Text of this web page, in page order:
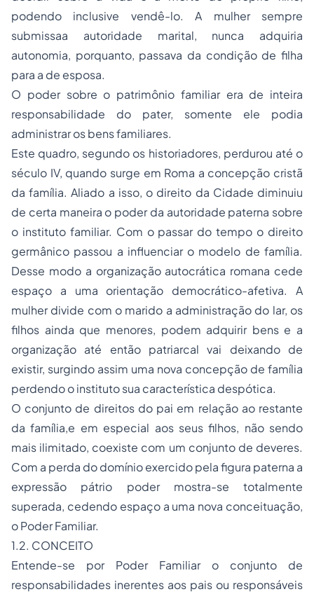
podendo inclusive vendê-lo. A mulher sempre
submissaa autoridade marital, nunca adquiria
autonomia, porquanto, passava da condição de filha
para a de esposa.
O poder sobre o patrimônio familiar era de inteira
responsabilidade do pater, somente ele podia
administrar os bens familiares.
Este quadro, segundo os historiadores, perdurou até o
século IV, quando surge em Roma a concepção cristã
da família. Aliado a isso, o direito da Cidade diminuiu
de certa maneira o poder da autoridade paterna sobre
o instituto familiar. Com o passar do tempo o direito
germânico passou a influenciar o modelo de família.
Desse modo a organização autocrática romana cede
espaço a uma orientação democrático-afetiva. A
mulher divide com o marido a administração do lar, os
filhos ainda que menores, podem adquirir bens e a
organização até então patriarcal vai deixando de
existir, surgindo assim uma nova concepção de família
perdendo o instituto sua característica despótica.
O conjunto de direitos do pai em relação ao restante
da família,e em especial aos seus filhos, não sendo
mais ilimitado, coexiste com um conjunto de deveres.
Com a perda do domínio exercido pela figura paterna a
expressão pátrio poder mostra-se totalmente
superada, cedendo espaço a uma nova conceituação,
o Poder Familiar.
1.2. CONCEITO
Entende-se por Poder Familiar o conjunto de
responsabilidades inerentes aos pais ou responsáveis